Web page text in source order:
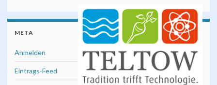
META
Anmelden
Eintrags-Feed